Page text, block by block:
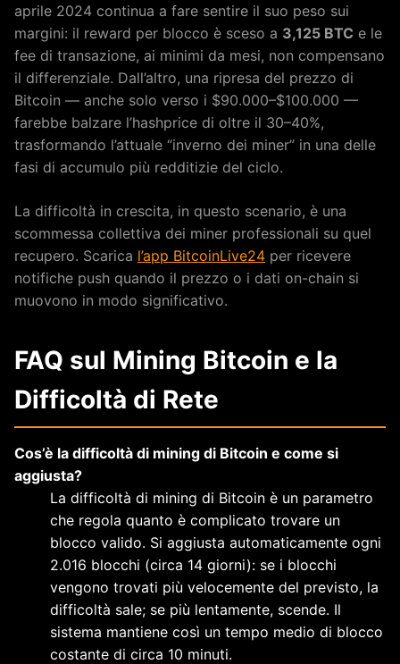
aprile 2024 continua a fare sentire il suo peso sui
margini: il reward per blocco è sceso a 3,125 BTC e le
fee di transazione, ai minimi da mesi, non compensano
il differenziale. Dall’altro, una ripresa del prezzo di
Bitcoin — anche solo verso i $90.000–$100.000 —
farebbe balzare l’hashprice di oltre il 30–40%,
trasformando l’attuale “inverno dei miner” in una delle
fasi di accumulo più redditizie del ciclo.
La difficoltà in crescita, in questo scenario, è una
scommessa collettiva dei miner professionali su quel
recupero. Scarica l’app BitcoinLive24 per ricevere
notifiche push quando il prezzo o i dati on-chain si
muovono in modo significativo.
FAQ sul Mining Bitcoin e la
Difficoltà di Rete
Cos’è la difficoltà di mining di Bitcoin e come si
aggiusta?
La difficoltà di mining di Bitcoin è un parametro
che regola quanto è complicato trovare un
blocco valido. Si aggiusta automaticamente ogni
2.016 blocchi (circa 14 giorni): se i blocchi
vengono trovati più velocemente del previsto, la
difficoltà sale; se più lentamente, scende. Il
sistema mantiene così un tempo medio di blocco
costante di circa 10 minuti.